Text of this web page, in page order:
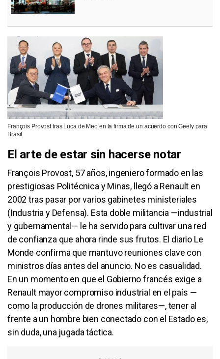
François Provost tras Luca de Meo en la firma de un acuerdo con Geely para
Brasil
El arte de estar sin hacerse notar
François Provost, 57 años, ingeniero formado en las
prestigiosas Politécnica y Minas, llegó a Renault en
2002 tras pasar por varios gabinetes ministeriales
(Industria y Defensa). Esta doble militancia —industrial
y gubernamental— le ha servido para cultivar una red
de confianza que ahora rinde sus frutos. El diario Le
Monde confirma que mantuvo reuniones clave con
ministros días antes del anuncio. No es casualidad.
En un momento en que el Gobierno francés exige a
Renault mayor compromiso industrial en el país —
como la producción de drones militares—, tener al
frente a un hombre bien conectado con el Estado es,
sin duda, una jugada táctica.